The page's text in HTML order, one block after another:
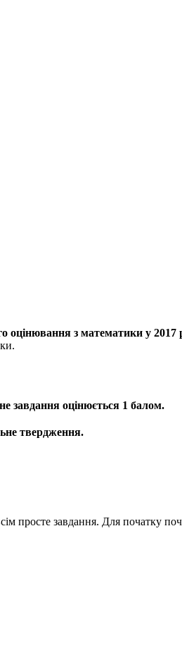
оцінювання з математики у 2017
завдання оцінюється 1 балом.
твердження.
просте завдання. Для початку